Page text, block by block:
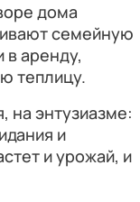
дома
семейную
аренду,
теплицу.
на энтузиазме:
и
и урожай, и